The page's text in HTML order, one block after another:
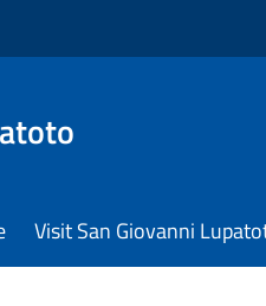
Visit San Giovanni